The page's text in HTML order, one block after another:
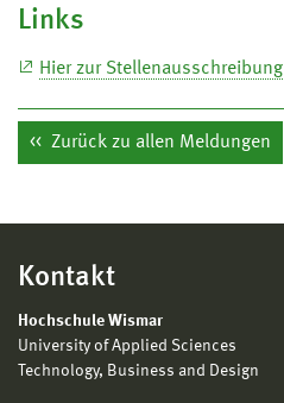
Links
Hier zur Stellenausschreibung
Zurück zu allen Meldungen
Kontakt
Hochschule Wismar
University of Applied Sciences
Technology, Business and Design